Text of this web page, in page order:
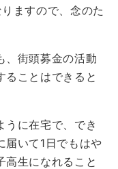
ますので、念のた
、街頭募金の活動
ることはできると
うに在宅で、でき
届いて1日でもはや
高生になれること